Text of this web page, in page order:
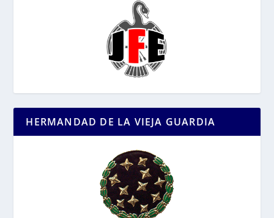
HERMANDAD DE LA VIEJA GUARDIA